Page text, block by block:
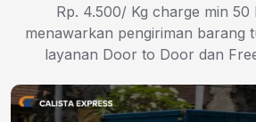
Rp. 4.500/ Kg charge min 50
menawarkan pengiriman barang
layanan Door to Door dan